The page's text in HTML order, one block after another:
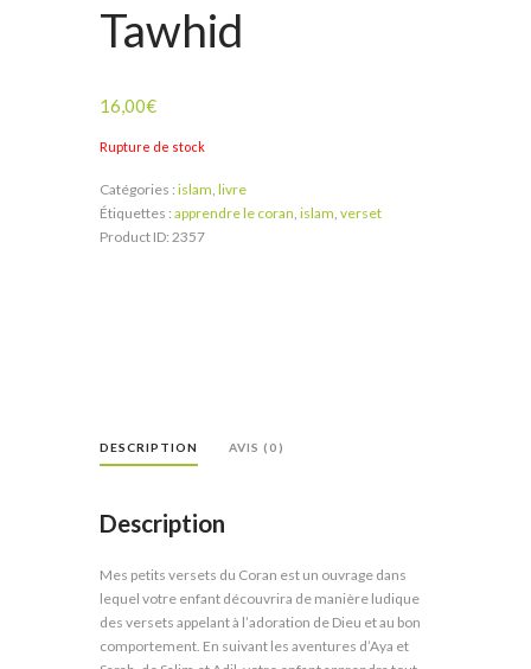
Tawhid
16,00€
Rupture de stock
Catégories : islam, livre
Étiquettes : apprendre le coran, islam, verset
Product ID: 2357
DESCRIPTION AVIS (0)
Description
Mes petits versets du Coran est un ouvrage dans
lequel votre enfant découvrira de manière ludique
des versets appelant à l’adoration de Dieu et au bon
comportement. En suivant les aventures d’Aya et